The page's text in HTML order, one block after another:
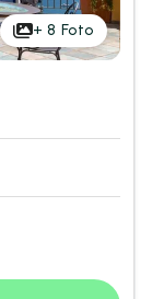
+8 Foto